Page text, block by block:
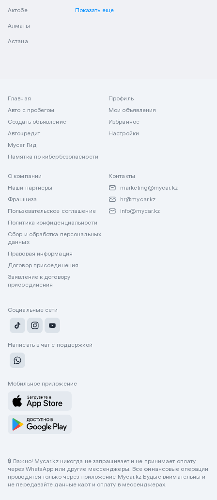
Актобе
Алматы
Астана
Показать еще
Главная
Авто с пробегом
Создать объявление
Автокредит
Mycar Гид
Памятка по кибербезопасности
Профиль
Мои объявления
Избранное
Настройки
О компании
Наши партнеры
Франшиза
Пользовательское соглашение
Политика конфиденциальности
Сбор и обработка персональных
данных
Правовая информация
Договор присоединения
Заявление к договору
присоединения
Контакты
marketing@mycar.kz
hr@mycar.kz
info@mycar.kz
Социальные сети
Написать в чат с поддержкой
Мобильное приложение
🔒 Важно! Mycar.kz никогда не запрашивает и не принимает оплату
через WhatsApp или другие мессенджеры. Все финансовые операции
проводятся только через приложение Mycar.kz Будьте внимательны и
не передавайте данные карт и оплату в мессенджерах.